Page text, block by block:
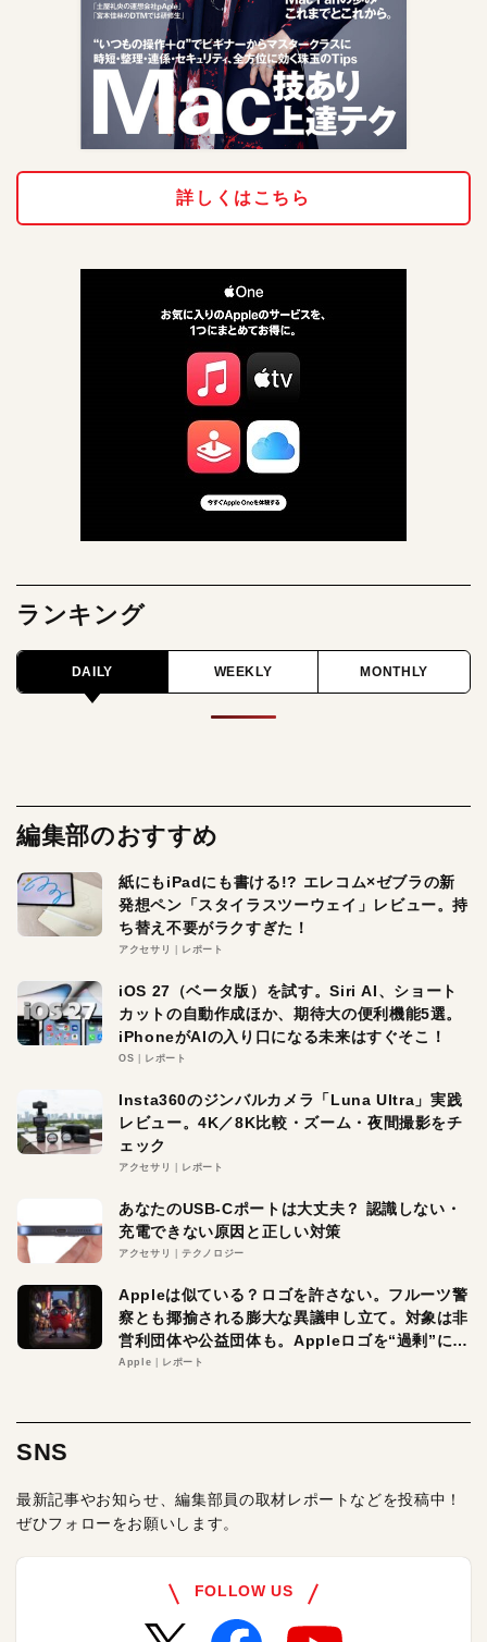
詳しくはこちら
ランキング
DAILY WEEKLY MONTHLY
編集部のおすすめ
紙にもiPadにも書ける!? エレコム×ゼブラの新
発想ペン「スタイラスツーウェイ」レビュー。持
ち替え不要がラクすぎた！
アクセサリ レポート
iOS 27（ベータ版）を試す。Siri AI、ショート
カットの自動作成ほか、期待大の便利機能5選。
iPhoneがAIの入り口になる未来はすぐそこ！
OS レポート
Insta360のジンバルカメラ「Luna Ultra」実践
レビュー。4K／8K比較・ズーム・夜間撮影をチ
ェック
アクセサリ レポート
あなたのUSB-Cポートは大丈夫？ 認識しない・
充電できない原因と正しい対策
アクセサリ テクノロジー
Appleは似ている？ロゴを許さない。フルーツ警
察とも揶揄される膨大な異議申し立て。対象は非
営利団体や公益団体も。Appleロゴを“過剰”に守
る理由とは
Apple レポート
SNS
最新記事やお知らせ、編集部員の取材レポートなどを投稿中！
ぜひフォローをお願いします。
FOLLOW US